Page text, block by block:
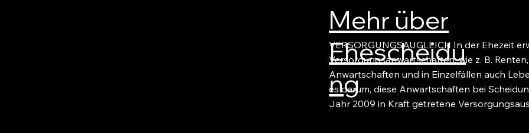
Mehr über
Ehescheidu
ng
VERSORGUNGSAUGLEICH In der Ehezeit
Versorgungsanwartschaften, wie z. B.
Anwartschaften und in Einzelfällen auch
es darum, diese Anwartschaften bei
Jahr 2009 in Kraft getretene